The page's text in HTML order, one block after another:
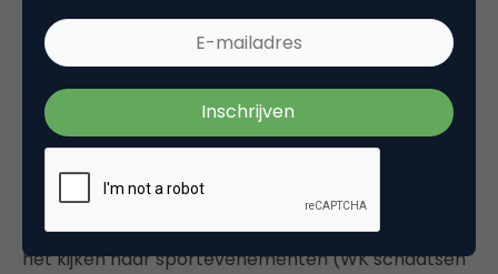
Lees verder
Kijkcijfers 2012
De Nederlander keek in 2012 gemiddeld per dag 196
minuten televisie (3 uur en 16 minuten). In 2011 was
dit 191 minuten (3 uur en 11 minuten). Een groei van
2,5%. Deze groei wordt met name veroorzaakt door
het kijken naar sportevenementen (WK schaatsen